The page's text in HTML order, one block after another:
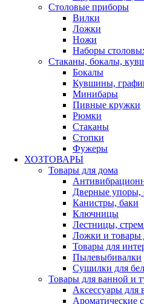
Столовые приборы
Вилки
Ложки
Ножи
Наборы
Стаканы, бокалы,
Бокалы
Кувшины,
Минибары
Пивные кружки
Рюмки
Стаканы
Стопки
Фужеры
ХОЗТОВАРЫ
Товары для дома
Дверные упоры,
Канистры, баки
Ключницы
Лестницы,
Ложки и товары
Товары для
Пылевыбивалки
Сушилки для
Товары для ванной и
Аксессуары для
Ароматические